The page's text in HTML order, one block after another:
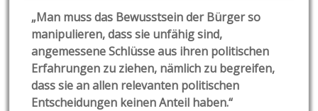
„Man muss das Bewusstsein der Bürger so
manipulieren, dass sie unfähig sind,
angemessene Schlüsse aus ihren politischen
Erfahrungen zu ziehen, nämlich zu begreifen,
dass sie an allen relevanten politischen
Entscheidungen keinen Anteil haben.“